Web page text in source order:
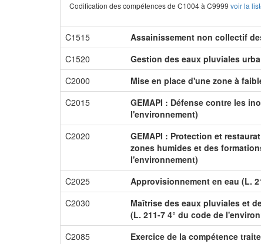
Codification des compétences de C1004 à C9999 voir la
C1515 Assainissement non collectif
C1520 Gestion des eaux pluviales
C2000 Mise en place d'une zone à
C2015
GEMAPI : Défense contre les
l'environnement)
C2020
GEMAPI : Protection et
zones humides et des
l'environnement)
C2025 Approvisionnement en eau (L.
C2030
Maîtrise des eaux pluviales et
(L. 211-7 4° du code de
C2085 Exercice de la compétence